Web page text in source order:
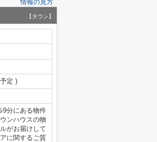
情報の見方
【タウン】
定 )
9分にある物件
ンハウスの物
がお届けして
に関するご質